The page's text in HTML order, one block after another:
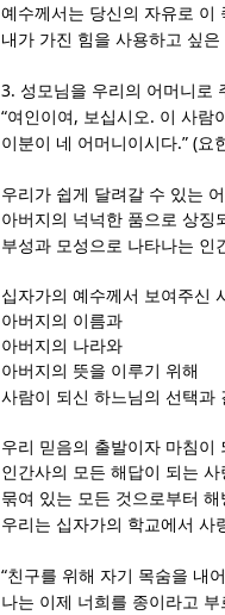
예수께서는 당신의 자유로 이
내가 가진 힘을 사용하고 싶
3. 성모님을 우리의 어머니로
“여인이여 , 보십시오. 이 사람
이분이 네 어머니이시다.” (요
우리가 쉽게 달려갈 수 있는
아버지의 넉넉한 품으로 상징
부성과 모성으로 나타나는 인
십자가의 예수께서 보여주신
아버지의 이름과
아버지의 나라와
아버지의 뜻을 이루기 위해
사람이 되신 하느님의 선택과
우리 믿음의 출발이자 마침이
인간사의 모든 해답이 되는 사
묶여 있는 모든 것으로부터
우리는 십자가의 학교에서 사
“친구를 위해 자기 목숨을 내
나는 이제 너희를 종이라고